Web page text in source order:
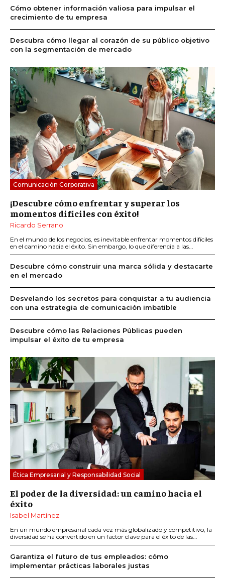
Cómo obtener información valiosa para impulsar el
crecimiento de tu empresa
Descubra cómo llegar al corazón de su público objetivo
con la segmentación de mercado
Comunicación Corporativa
¡Descubre cómo enfrentar y superar los
momentos difíciles con éxito!
Ricardo Serrano
En el mundo de los negocios, es inevitable enfrentar momentos difíciles
en el camino hacia el éxito. Sin embargo, lo que diferencia a las...
Descubre cómo construir una marca sólida y destacarte
en el mercado
Desvelando los secretos para conquistar a tu audiencia
con una estrategia de comunicación imbatible
Descubre cómo las Relaciones Públicas pueden
impulsar el éxito de tu empresa
Ética Empresarial y Responsabilidad Social
El poder de la diversidad: un camino hacia el
éxito
Isabel Martínez
En un mundo empresarial cada vez más globalizado y competitivo, la
diversidad se ha convertido en un factor clave para el éxito de las...
Garantiza el futuro de tus empleados: cómo
implementar prácticas laborales justas